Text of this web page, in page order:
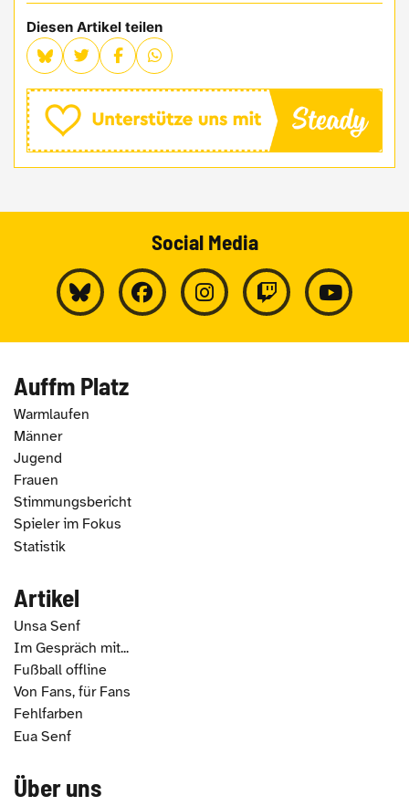
Diesen Artikel teilen
Social Media
Auffm Platz
Warmlaufen
Männer
Jugend
Frauen
Stimmungsbericht
Spieler im Fokus
Statistik
Artikel
Unsa Senf
Im Gespräch mit...
Fußball offline
Von Fans, für Fans
Fehlfarben
Eua Senf
Über uns